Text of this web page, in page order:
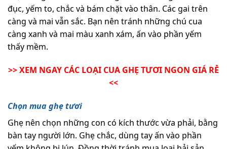
đục, yếm to, chắc và bám chặt vào thân. Các gai trên
càng và mai vẫn sắc. Bạn nên tránh những chú cua
càng xanh và mai màu xanh xám, ấn vào phần yếm
thấy mềm.
>> XEM NGAY CÁC LOẠI CUA GHẸ TƯƠI NGON GIÁ RẺ
<<
Chọn mua ghẹ tươi
Ghẹ nên chọn những con có kích thước vừa phải, bằng
bàn tay người lớn. Ghẹ chắc, dùng tay ấn vào phần